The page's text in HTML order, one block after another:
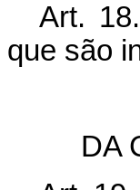
Art.
que são
DA